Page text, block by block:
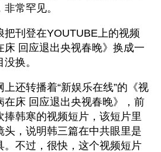
常罕见。
把刊登在YOUTUBE上的视频
床 回应退出央视春晚》换成一
换。
还转播着“新娱乐在线”的《视
在床 回应退出央视春晚》，前
捧韩寒的视频短片，该短片里
头，说明韩三篇在中共眼里是
。不过，很快，这个视频短片